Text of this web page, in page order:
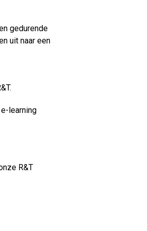
gedurende
uit naar een
learning
R&T